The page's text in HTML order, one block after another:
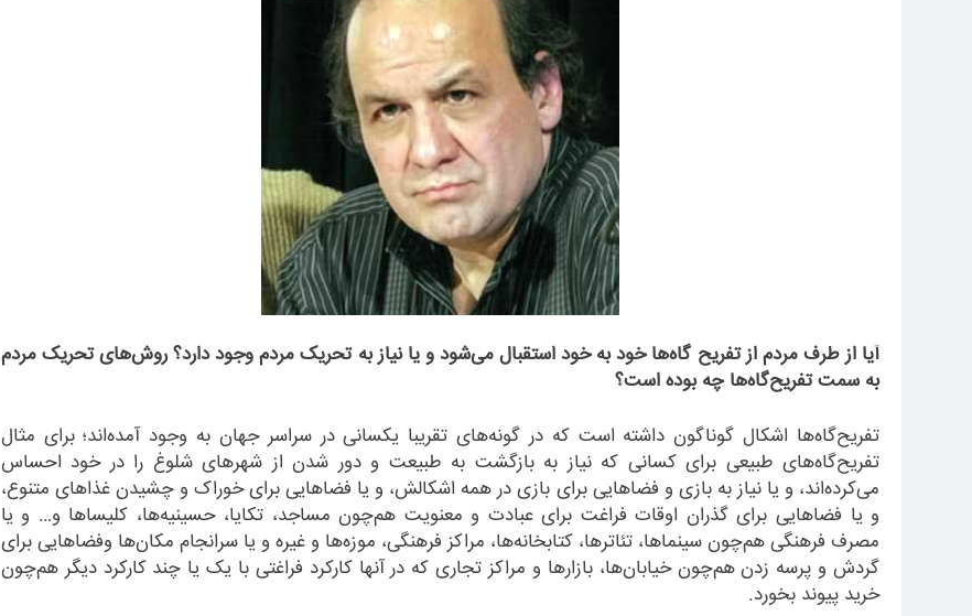
آیا از طرف مردم از تفریح گاهها خود به خود استقبال میشود و یا نیاز به تحریک مردم وجود دارد؟ روشهای تحریک مردم
به سمت تفریحگاهها چه بوده است؟
تفریحگاهها اشکال گوناگون داشته است که در گونههای تقریبا یکسانی در سراسر جهان به وجود آمدهاند؛ برای مثال
تفریحگاههای طبیعی برای کسانی که نیاز به بازگشت به طبیعت و دور شدن از شهرهای شلوغ را در خود احساس
میکردهاند، و یا نیاز به بازی و فضاهایی برای بازی در همه اشکالش، و یا فضاهایی برای خوراک و چشیدن غذاهای متنوع،
و یا فضاهایی برای گذران اوقات فراغت برای عبادت و معنویت همچون مساجد، تکایا، حسینیهها، کلیساها و… و یا
مصرف فرهنگی همچون سینماها، تئاترها، کتابخانهها، مراکز فرهنگی، موزهها و غیره و یا سرانجام مکانها وفضاهایی برای
گردش و پرسه زدن همچون خیابانها، بازارها و مراکز تجاری که در آنها کارکرد فراغتی با یک یا چند کارکرد دیگر همچون
خرید پیوند بخورد.